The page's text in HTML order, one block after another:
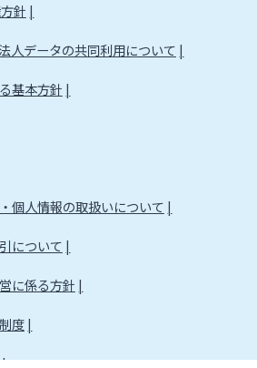
針
人データの共同利用について
基本方針
個人情報の取扱いについて
について
に係る方針
度